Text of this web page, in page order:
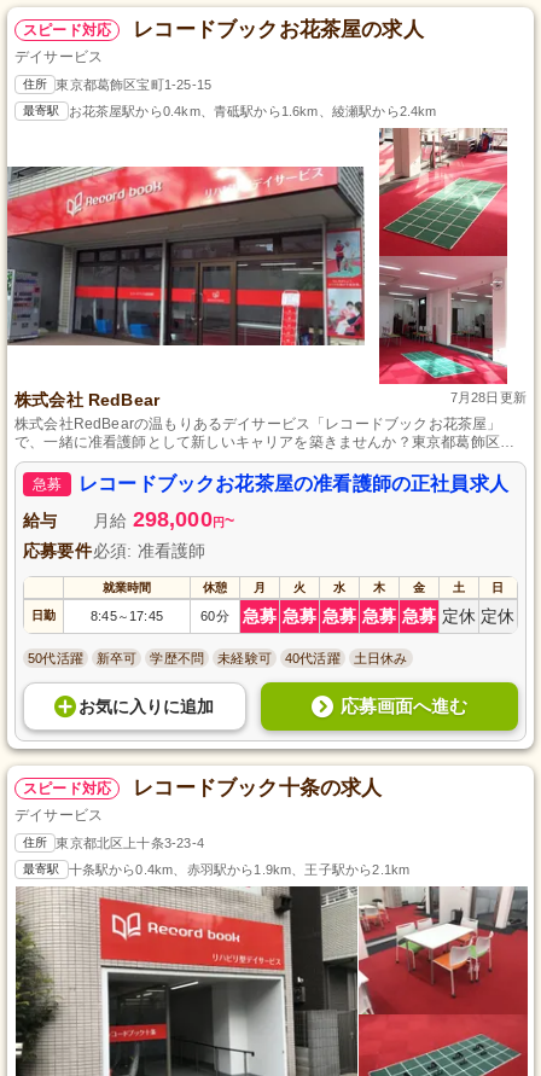
スピード対応 レコードブックお花茶屋の求人
デイサービス
住所 東京都葛飾区宝町1-25-15
最寄駅 お花茶屋駅から0.4km、青砥駅から1.6km、綾瀬駅から2.4km
株式会社 RedBear 7月28日更新
株式会社RedBearの温もりあるデイサービス「レコードブックお花茶屋」
で、一緒に准看護師として新しいキャリアを築きませんか？東京都葛飾区に
位置するアットホームな環境で、利用者様一人ひとりに寄り添ったケアを提
供します。チームワークと心温まるコミュニケーションを大切にする職場
で、あなたの専門知識を活かしてみませんか？アクセスの良い宝町で、充実
した福利厚生の中、安定した正社員として長期にわたりご活躍いただけま
す。
急募 レコードブックお花茶屋の准看護師の正社員求人
給与 月給 298,000円~
応募要件必須: 准看護師
就業時間 休憩 月 火 水 木 金 土 日
日勤 8:45～ 17:45 60分 急募 急募 急募 急募 急募 定休 定休
50代活躍 新卒可 学歴不問 未経験可 40代活躍 土日休み
お気に入り に追加 応募画面へ進む
スピード対応 レコードブック十条の求人
デイサービス
住所 東京都北区上十条3-23-4
最寄駅 十条駅から0.4km、赤羽駅から1.9km、王子駅から2.1km